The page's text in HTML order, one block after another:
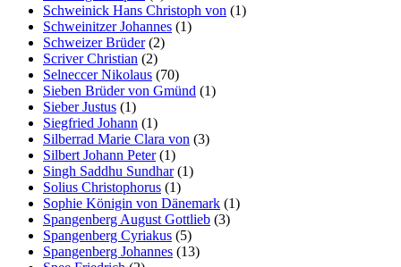
Schweinick Hans Christoph von (1)
Schweinitzer Johannes (1)
Schweizer Brüder(2)
Scriver Christian (2)
Selneccer Nikolaus (70)
Sieben Brüder von Gmünd (1)
Sieber Justus (1)
Siegfried Johann (1)
Silberrad Marie Clara von (3)
Silbert Johann Peter(1)
Singh Saddhu Sundhar(1)
Solius Christophorus (1)
Sophie Königin von Dänemark (1)
Spangenberg August Gottlieb (3)
Spangenberg Cyriakus (5)
Spangenberg Johannes (13)